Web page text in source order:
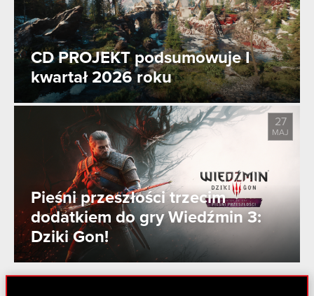
CD PROJEKT podsumowuje I
kwartał 2026 roku
Pieśni przeszłości trzecim
dodatkiem do gry Wiedźmin 3:
Dziki Gon!
27
MAJ